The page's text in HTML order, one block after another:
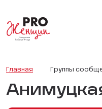
Главная Группы